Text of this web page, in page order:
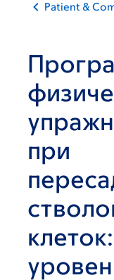
Patient &
при
клеток: